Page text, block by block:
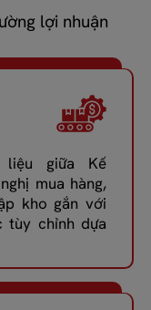
lợi nhuận
giữa Kế
mua hàng,
kho gắn với
tùy chỉnh dựa